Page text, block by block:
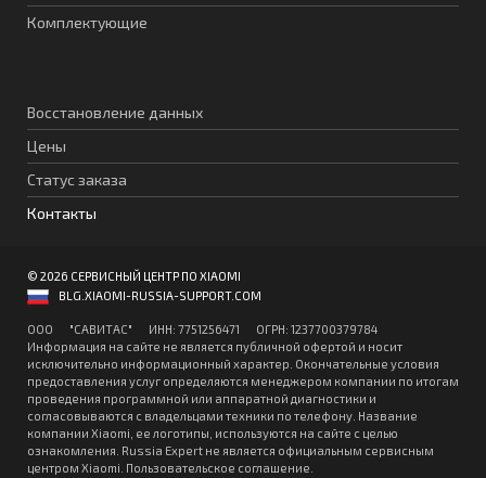
Комплектующие
Восстановление данных
Цены
Статус заказа
Контакты
© 2026 СЕРВИСНЫЙ ЦЕНТР ПО XIAOMI
BLG.XIAOMI-RUSSIA-SUPPORT.COM
ООО "CАВИТAC" ИНН: 7751256471 ОГPН: 1237700379784
Информация на сайте не является публичной офертой и носит
исключительно информационный характер. Окончательные условия
предоставления услуг определяются менеджером компании по итогам
проведения программной или аппаратной диагностики и
согласовываются с владельцами техники по телефону. Название
компании Xiaomi, ее логотипы, используются на сайте с целью
ознакомления. Russia Expert не является официальным сервисным
центром Xiaomi. Пользовательское соглашение